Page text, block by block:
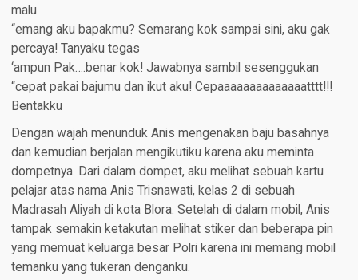
malu
“emang aku bapakmu? Semarang kok sampai sini, aku gak
percaya! Tanyaku tegas
‘ampun Pak….benar kok! Jawabnya sambil sesenggukan
“cepat pakai bajumu dan ikut aku! Cepaaaaaaaaaaaaaatttt!!!
Bentakku
Dengan wajah menunduk Anis mengenakan baju basahnya
dan kemudian berjalan mengikutiku karena aku meminta
dompetnya. Dari dalam dompet, aku melihat sebuah kartu
pelajar atas nama Anis Trisnawati, kelas 2 di sebuah
Madrasah Aliyah di kota Blora. Setelah di dalam mobil, Anis
tampak semakin ketakutan melihat stiker dan beberapa pin
yang memuat keluarga besar Polri karena ini memang mobil
temanku yang tukeran denganku.